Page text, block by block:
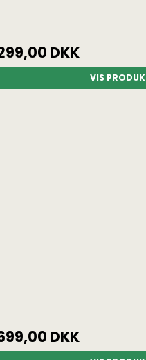
DKK
VIS
DKK